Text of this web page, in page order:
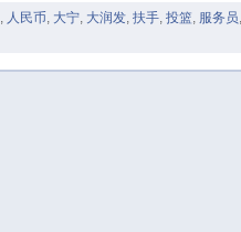
人民币 大宁 大润发 ,扶手 ,投篮 服务员